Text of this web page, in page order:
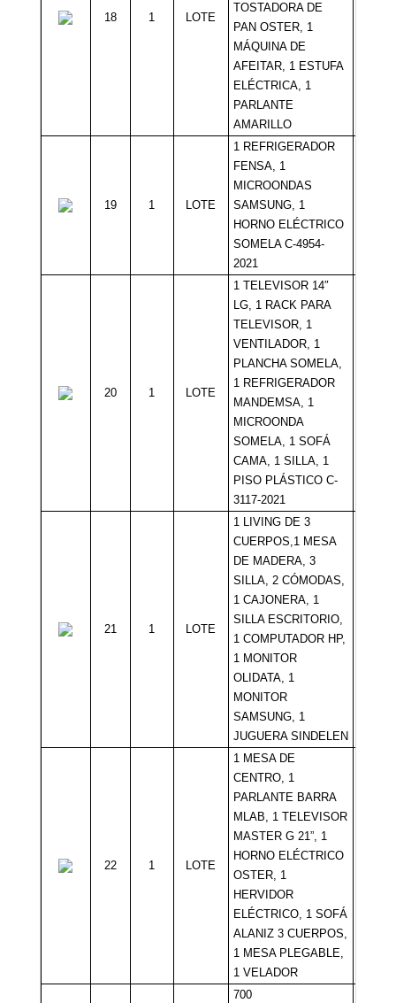
18 1 LOTE
TOSTADORA DE
PAN OSTER, 1
MÁQUINA DE
AFEITAR, 1 ESTUFA
ELÉCTRICA, 1
PARLANTE
AMARILLO
19 1 LOTE
1 REFRIGERADOR
FENSA, 1
MICROONDAS
SAMSUNG, 1
HORNO ELÉCTRICO
SOMELA C-4954-
2021
20 1 LOTE
1 TELEVISOR 14″
LG, 1 RACK PARA
TELEVISOR, 1
VENTILADOR, 1
PLANCHA SOMELA,
1 REFRIGERADOR
MANDEMSA, 1
MICROONDA
SOMELA, 1 SOFÁ
CAMA, 1 SILLA, 1
PISO PLÁSTICO C-
3117-2021
21 1 LOTE
1 LIVING DE 3
CUERPOS,1 MESA
DE MADERA, 3
SILLA, 2 CÓMODAS,
1 CAJONERA, 1
SILLA ESCRITORIO,
1 COMPUTADOR HP,
1 MONITOR
OLIDATA, 1
MONITOR
SAMSUNG, 1
JUGUERA SINDELEN
22 1 LOTE
1 MESA DE
CENTRO, 1
PARLANTE BARRA
MLAB, 1 TELEVISOR
MASTER G 21”, 1
HORNO ELÉCTRICO
OSTER, 1
HERVIDOR
ELÉCTRICO, 1 SOFÁ
ALANIZ 3 CUERPOS,
1 MESA PLEGABLE,
1 VELADOR
700